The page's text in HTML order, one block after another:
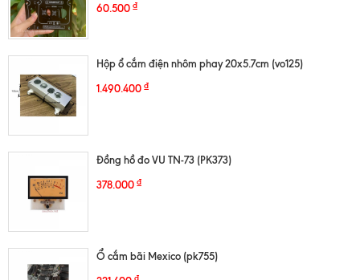
60.500 ₫
Hộp ổ cắm điện nhôm phay 20x5.7cm (vo125)
1.490.400 ₫
Đồng hồ đo VU TN-73 (PK373)
378.000 ₫
Ổ cắm bãi Mexico (pk755)